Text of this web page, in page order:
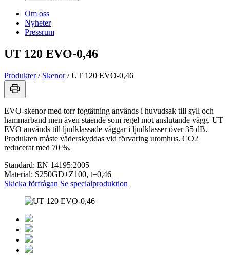
Om oss
Nyheter
Pressrum
UT 120 EVO-0,46
Produkter / Skenor /UT 120 EVO-0,46
EVO-skenor med torr fogtätning används i huvudsak till syll och
hammarband men även stående som regel mot anslutande vägg. UT
EVO används till ljudklassade väggar i ljudklasser över 35 dB.
Produkten måste väderskyddas vid förvaring utomhus. CO2
reducerat med 70 %.
Standard: EN 14195:2005
Material: S250GD+Z100, t=0,46
Skicka förfrågan Se specialproduktion